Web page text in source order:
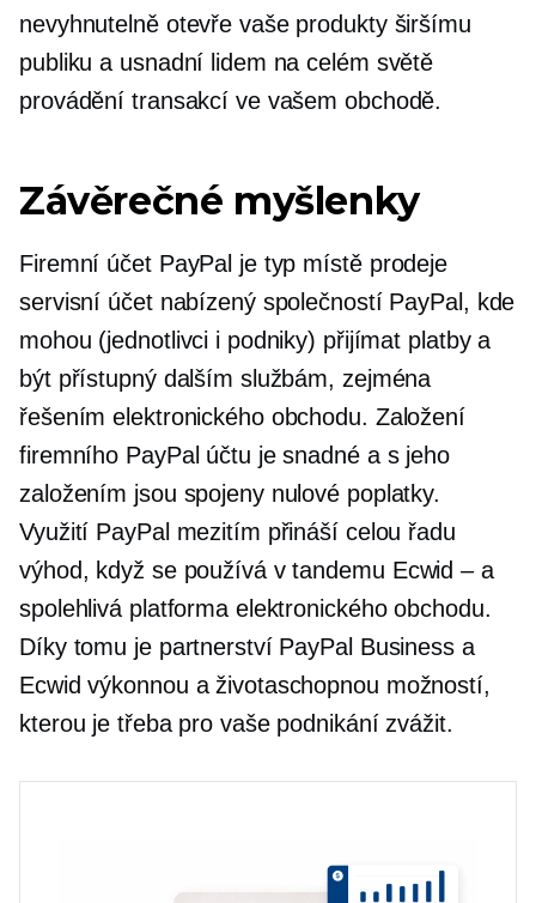
nevyhnutelně otevře vaše produkty širšímu
publiku a usnadní lidem na celém světě
provádění transakcí ve vašem obchodě.
Závěrečné myšlenky
Firemní účet PayPal je typ místě prodeje
servisní účet nabízený společností PayPal, kde
mohou (jednotlivci i podniky) přijímat platby a
být přístupný dalším službám, zejména
řešením elektronického obchodu. Založení
firemního PayPal účtu je snadné a s jeho
založením jsou spojeny nulové poplatky.
Využití PayPal mezitím přináší celou řadu
výhod, když se používá v tandemu Ecwid – a
spolehlivá platforma elektronického obchodu.
Díky tomu je partnerství PayPal Business a
Ecwid výkonnou a životaschopnou možností,
kterou je třeba pro vaše podnikání zvážit.